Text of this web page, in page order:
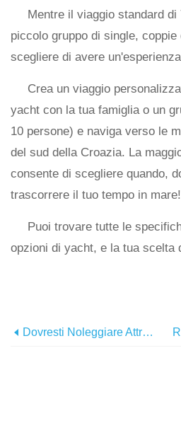
Mentre il viaggio standard
piccolo gruppo di single,
scegliere di avere
Crea un viaggio
yacht con la tua famiglia o un
10 persone) e naviga verso le
del sud della Croazia. La
consente di scegliere quando,
trascorrere il tuo tempo in mare!
Puoi trovare tutte le
opzioni di yacht, e la tua scelta
Dovresti Noleggiare Attrezzatura Da Campeggio / Zaino In Spalla Per Un Viaggio?